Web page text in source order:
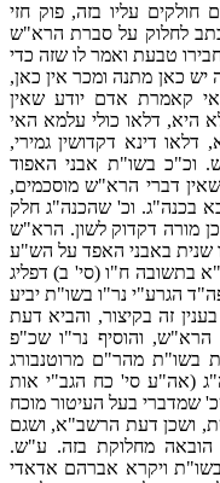
חולקים עליו בזה, פוק חזי
לחלוק על סברת הרא"ש
טבעת ואמר לו שזה כדי
כאן מתנה ומכר אין כאן,
קאמרת אדם יודע שאין
היא, דלאו כולי עלמא האי
דינא דקדושין גמירי,
וכ"כ בשו"ת אבני האפוד
דברי הרא"ש מוסכמים,
בכנה"ג. וכ' שהכנה"ג חלק
מורה דקדוק לשון. הרא"ש
שנית באבני האפד על הש"ע
בתשובה ח"ו (סי' ב) דפליג
הגרע"י נר"ו בשו"ת יביע
זה בקיצור, והביא דעת
והוסיף נר"ו שכ"פ
בשו"ת מהר"ם מרוטנבורג
(אה"ע סי' כח הגב"י אות
שמדברי בעל העיטור מוכח
ושכן דעת הרשב"א, ושגם
הובאה מחלוקת בזה. ע"ש.
ויקרא אברהם אדאדי